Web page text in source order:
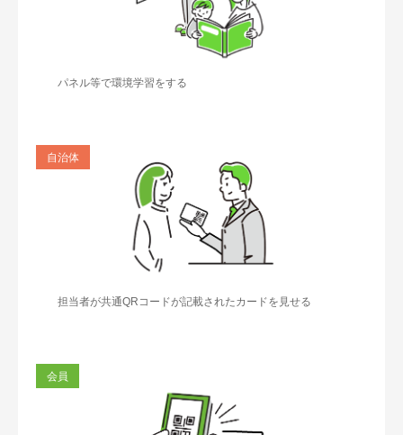
パネル等で環境学習をする
自治体
担当者が共通QRコードが記載されたカードを見せる
会員